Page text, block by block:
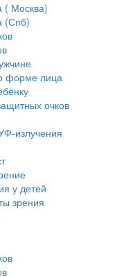
( Москва)
(Спб)
форме лица
очков
излучения
у детей
зрения